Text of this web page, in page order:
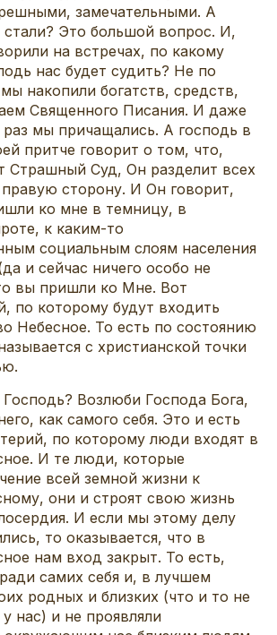
замечательными. А
стали? Это большой вопрос. И,
на встречах, по какому
нас будет судить? Не по
накопили богатств, средств,
Священного Писания. И даже
раз мы причащались. А господь в
притче говорит о том, что,
Страшный Суд, Он разделит всех
сторону. И Он говорит,
ко мне в темницу, в
к каким-то
социальным слоям населения
и сейчас ничего особо не
вы пришли ко Мне. Вот
по которому будут входить
Небесное. То есть по состоянию
с христианской точки
Возлюби Господа Бога,
как самого себя. Это и есть
по которому люди входят в
И те люди, которые
всей земной жизни к
они и строят свою жизнь
И если мы этому делу
то оказывается, что в
нам вход закрыт. То есть,
самих себя и, в лучшем
родных и близких (что и то не
нас) и не проявляли